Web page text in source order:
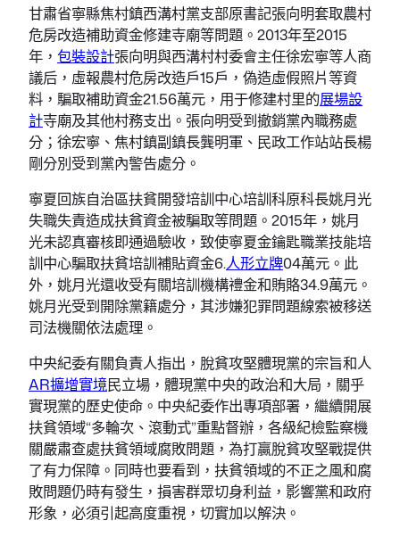
甘肅省寧縣焦村鎮西溝村黨支部原書記張向明套取農村
危房改造補助資金修建寺廟等問題。2013年至2015
年， 包裝設計張向明與西溝村村委會主任徐宏寧等人商
議后，虛報農村危房改造戶15戶，偽造虛假照片等資
料，騙取補助資金21.56萬元，用于修建村里的展場設
計寺廟及其他村務支出。張向明受到撤銷黨內職務處
分；徐宏寧、焦村鎮副鎮長龔明軍、民政工作站站長楊
剛分別受到黨內警告處分。
寧夏回族自治區扶貧開發培訓中心培訓科原科長姚月光
失職失責造成扶貧資金被騙取等問題。2015年，姚月
光未認真審核即通過驗收，致使寧夏金鑰匙職業技能培
訓中心騙取扶貧培訓補貼資金6.人形立牌04萬元。此
外，姚月光還收受有關培訓機構禮金和賄賂34.9萬元。
姚月光受到開除黨籍處分，其涉嫌犯罪問題線索被移送
司法機關依法處理。
中央紀委有關負責人指出，脫貧攻堅體現黨的宗旨和人
AR擴增實境民立場，體現黨中央的政治和大局，關乎
實現黨的歷史使命。中央紀委作出專項部署，繼續開展
扶貧領域“多輪次、滾動式”重點督辦，各級紀檢監察機
關嚴肅查處扶貧領域腐敗問題，為打贏脫貧攻堅戰提供
了有力保障。同時也要看到，扶貧領域的不正之風和腐
敗問題仍時有發生，損害群眾切身利益，影響黨和政府
形象，必須引起高度重視，切實加以解決。